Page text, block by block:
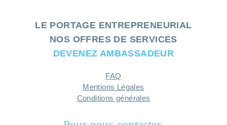
LE PORTAGE ENTREPRENEURIAL
NOS OFFRES DE SERVICES
DEVENEZ AMBASSADEUR
FAQ
Mentions Légales
Conditions générales